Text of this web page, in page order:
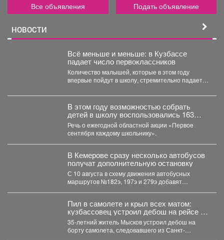
Все объявления Подать объявление
НОВОСТИ
Всё меньше и меньше: в Кузбассе
падает число первоклассников
Количество малышей, которые в этом году
впервые пойдут в школу, стремительно падает в
В этом году возможностью собрать
детей в школу воспользовались 163
малообеспеченные семьи
Междуреченска.
Речь о ежегодной областной акции «Первое
сентября каждому школьнику».
В Кемерове сразу несколько автобусов
получат дополнительную остановку
С 10 августа в схему движения автобусных
маршрутов №182э, 197э и 279э добавят
Пил в самолете и крыл всех матом:
кузбассовец устроил дебош на рейсе из
Петербурга
35-летний житель Мысков устроил дебош на
борту самолета, следовавшего из Санкт-